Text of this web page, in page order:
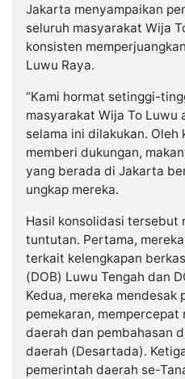
Jakarta menyampaikan
seluruh masyarakat Wija
konsisten
Luwu Raya.
“Kami hormat setinggi-
masyarakat Wija To Luwu
selama ini dilakukan. Oleh
memberi dukungan,
yang berada di Jakarta
ungkap mereka.
Hasil konsolidasi tersebut
tuntutan. Pertama,
terkait kelengkapan
(DOB) Luwu Tengah dan
Kedua, mereka
pemekaran,
daerah dan pembahasan
daerah (Desartada).
pemerintah daerah se-